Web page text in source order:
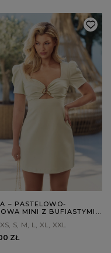
– PASTELOWO-
MINI Z BUFIASTYMI
XS S M L XL
XXL
ZŁ